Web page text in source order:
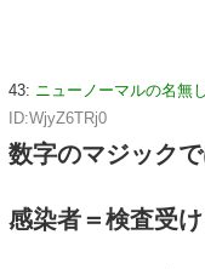
43: ニューノーマルの名無
ID:WjyZ6TRj0
数字のマジックで
感染者＝検査受